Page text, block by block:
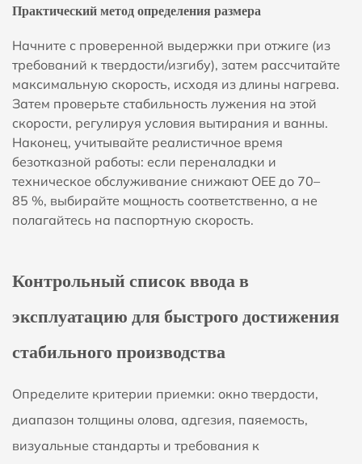
Практический метод определения размера
Начните с проверенной выдержки при отжиге (из
требований к твердости/изгибу), затем рассчитайте
максимальную скорость, исходя из длины нагрева.
Затем проверьте стабильность лужения на этой
скорости, регулируя условия вытирания и ванны.
Наконец, учитывайте реалистичное время
безотказной работы: если переналадки и
техническое обслуживание снижают OEE до 70–
85 %, выбирайте мощность соответственно, а не
полагайтесь на паспортную скорость.
Контрольный список ввода в
эксплуатацию для быстрого достижения
стабильного производства
Определите критерии приемки: окно твердости,
диапазон толщины олова, адгезия, паяемость,
визуальные стандарты и требования к